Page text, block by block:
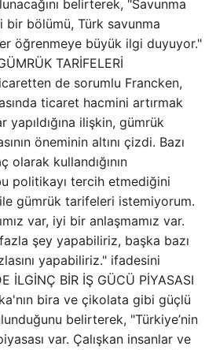
belirterek, "Savunma
bir bölümü, Türk savunma
öğrenmeye büyük ilgi duyuyor."
TARİFELERİ
de sorumlu Francken,
ticaret hacmini artırmak
yapıldığına ilişkin, gümrük
öneminin altını çizdi. Bazı
olarak kullandığının
politikayı tercih etmediğini
gümrük tarifeleri istemiyorum.
var, iyi bir anlaşmamız var.
şey yapabiliriz, başka bazı
yapabiliriz." ifadesini
İLGİNÇ BİR İŞ GÜCÜ PİYASASI
bira ve çikolata gibi güçlü
belirterek, "Türkiye’nin
var. Çalışkan insanlar ve